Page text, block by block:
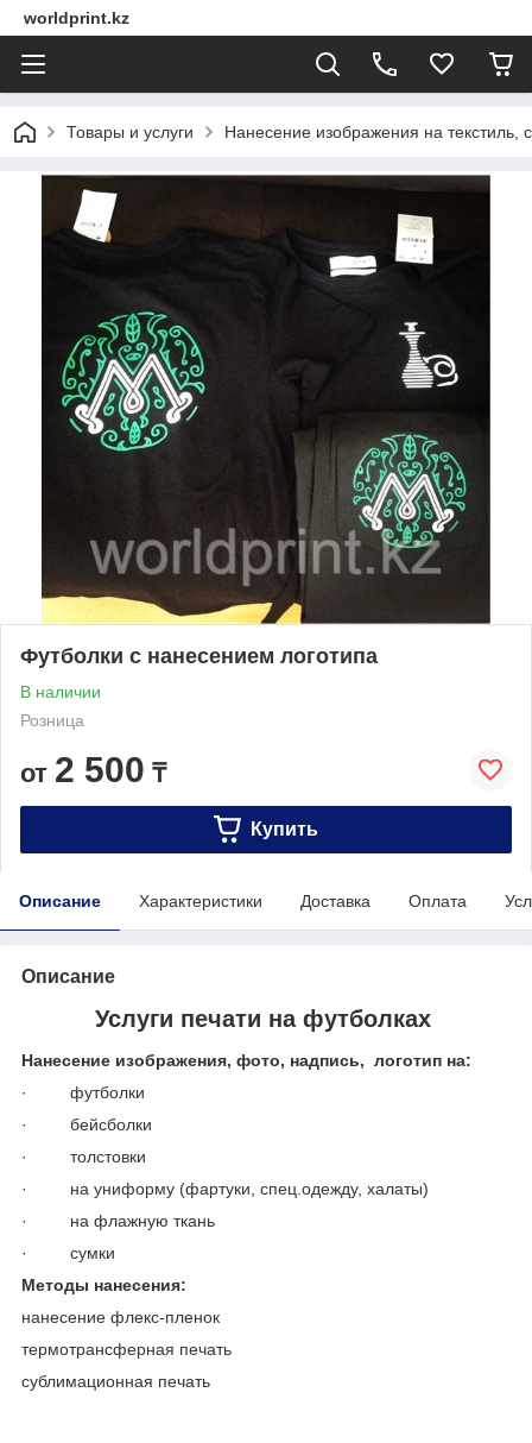
worldprint.kz
Товары и услуги Нанесение изображения на текстиль,
Футболки с нанесением логотипа
В наличии
Розница
от 2 500 ₸
Купить
Описание Характеристики Доставка Оплата
Описание
Услуги печати на футболках
Нанесение изображения, фото, надпись, логотип на:
· футболки
· бейсболки
· толстовки
· на униформу (фартуки, спец.одежду, халаты)
· на флажную ткань
· сумки
Методы нанесения:
нанесение флекс-пленок
термотрансферная печать
сублимационная печать